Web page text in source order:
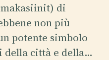
di
non più
potente simbolo
città e della…